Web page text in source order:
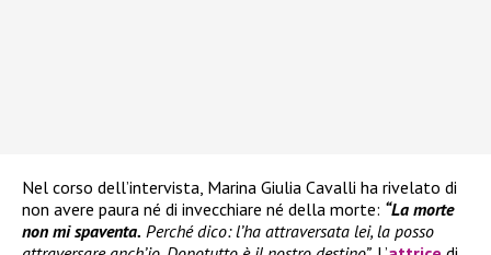
Nel corso dell’intervista, Marina Giulia Cavalli ha rivelato di
non avere paura né di invecchiare né della morte: “La morte
non mi spaventa. Perché dico: l’ha attraversata lei, la posso